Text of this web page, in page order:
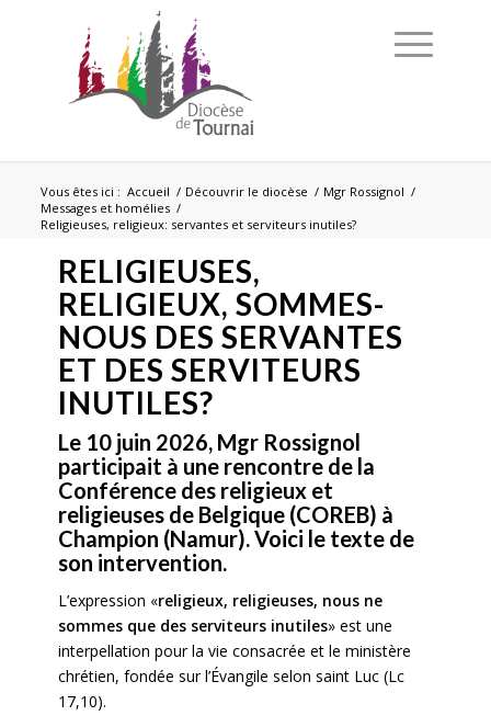
Vous êtes ici : Accueil / Découvrir le diocèse / Mgr Rossignol /
Messages et homélies /
Religieuses, religieux: servantes et serviteurs inutiles?
RELIGIEUSES,
RELIGIEUX, SOMMES-
NOUS DES SERVANTES
ET DES SERVITEURS
INUTILES?
Le 10 juin 2026, Mgr Rossignol
participait à une rencontre de la
Conférence des religieux et
religieuses de Belgique (COREB) à
Champion (Namur). Voici le texte de
son intervention.
L’expression «religieux, religieuses, nous ne
sommes que des serviteurs inutiles» est une
interpellation pour la vie consacrée et le ministère
chrétien, fondée sur l’Évangile selon saint Luc (Lc
17,10).